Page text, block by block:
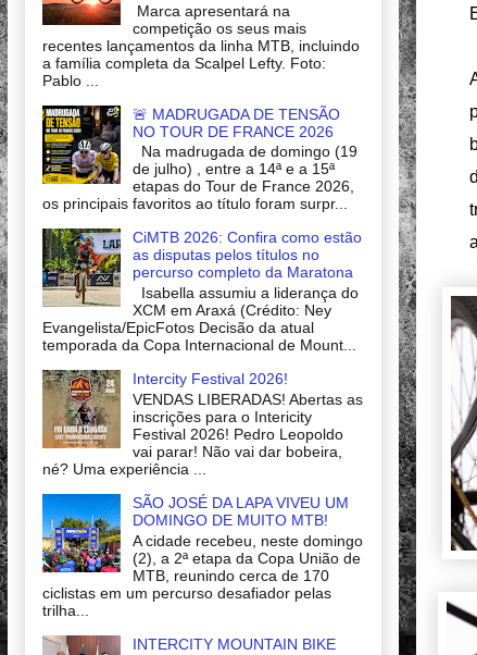
Marca apresentará na
competição os seus mais
recentes lançamentos da linha MTB, incluindo
a família completa da Scalpel Lefty. Foto:
Pablo ...
🚨 MADRUGADA DE TENSÃO
NO TOUR DE FRANCE 2026
Na madrugada de domingo (19
de julho) , entre a 14ª e a 15ª
etapas do Tour de France 2026,
os principais favoritos ao título foram surpr...
CiMTB 2026: Confira como estão
as disputas pelos títulos no
percurso completo da Maratona
Isabella assumiu a liderança do
XCM em Araxá (Crédito: Ney
Evangelista/EpicFotos Decisão da atual
temporada da Copa Internacional de Mount...
Intercity Festival 2026!
VENDAS LIBERADAS! Abertas as
inscrições para o Intericity
Festival 2026! Pedro Leopoldo
vai parar! Não vai dar bobeira,
né? Uma experiência ...
SÃO JOSÉ DA LAPA VIVEU UM
DOMINGO DE MUITO MTB!
A cidade recebeu, neste domingo
(2), a 2ª etapa da Copa União de
MTB, reunindo cerca de 170
ciclistas em um percurso desafiador pelas
trilha...
INTERCITY MOUNTAIN BIKE